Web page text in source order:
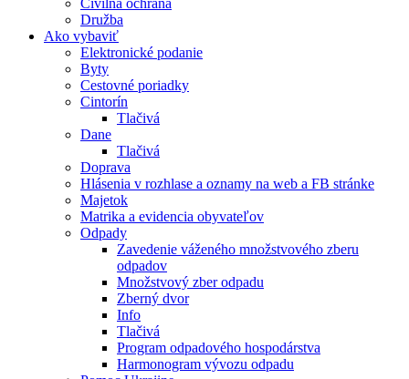
Civilná ochrana
Družba
Ako vybaviť
Elektronické podanie
Byty
Cestovné poriadky
Cintorín
Tlačivá
Dane
Tlačivá
Doprava
Hlásenia v rozhlase a oznamy na web a FB stránke
Majetok
Matrika a evidencia obyvateľov
Odpady
Zavedenie váženého množstvového zberu
odpadov
Množstvový zber odpadu
Zberný dvor
Info
Tlačivá
Program odpadového hospodárstva
Harmonogram vývozu odpadu